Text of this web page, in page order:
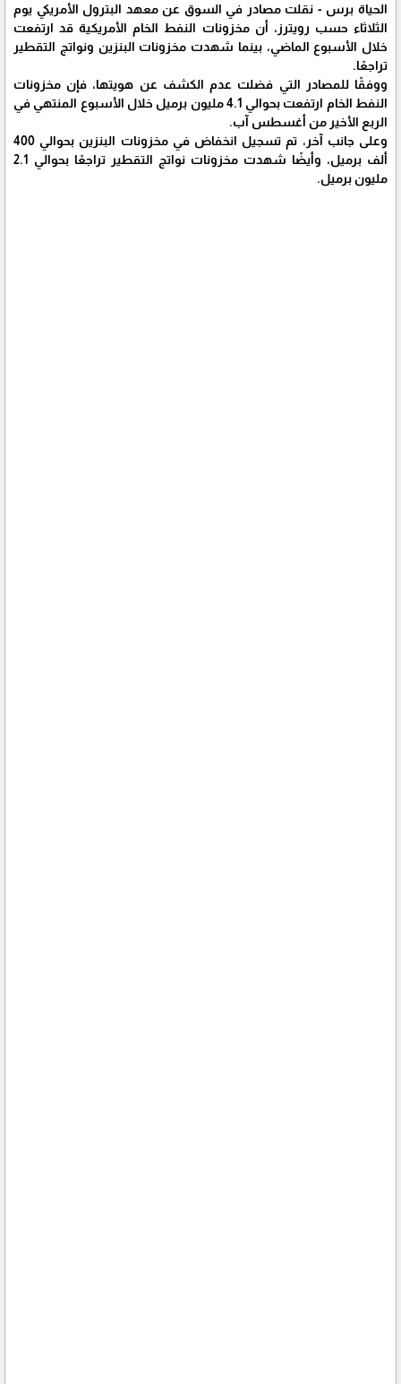
الحياة برس - نقلت مصادر في السوق عن معهد البترول الأمريكي يوم
الثلاثاء حسب رويترز، أن مخزونات النفط الخام الأمريكية قد ارتفعت
خلال الأسبوع الماضي، بينما شهدت مخزونات البنزين ونواتج التقطير
تراجعًا.
ووفقًا للمصادر التي فضلت عدم الكشف عن هويتها، فإن مخزونات
النفط الخام ارتفعت بحوالي 4.1 مليون برميل خلال الأسبوع المنتهي في
الربع الأخير من أغسطس آب.
وعلى جانب آخر، تم تسجيل انخفاض في مخزونات البنزين بحوالي 400
ألف برميل، وأيضًا شهدت مخزونات نواتج التقطير تراجعًا بحوالي 2.1
مليون برميل.